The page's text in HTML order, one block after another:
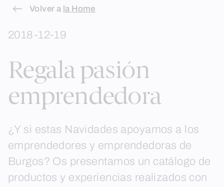
Skip
content
Volver a la Home
2018-12-19
Regala pasión
emprendedora
¿Y si estas Navidades apoyamos a los
emprendedores y emprendedoras de
Burgos? Os presentamos un catálogo de
productos y experiencias realizados con